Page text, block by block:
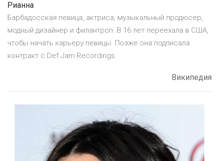
Рианна
Барбадосская певица, актриса, музыкальный продюсер,
модный дизайнер и филантроп. В 16 лет переехала в США,
чтобы начать карьеру певицы. Позже она подписала
контракт с Def Jam Recordings.
Википедия